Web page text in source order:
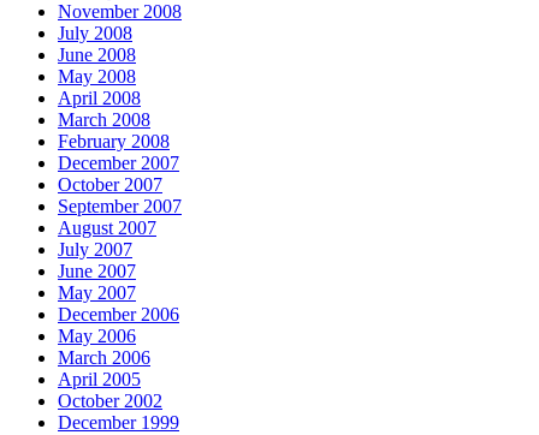
November 2008
July 2008
June 2008
May 2008
April 2008
March 2008
February 2008
December 2007
October 2007
September 2007
August 2007
July 2007
June 2007
May 2007
December 2006
May 2006
March 2006
April 2005
October 2002
December 1999